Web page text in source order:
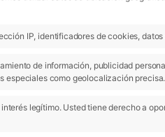
IP, identificadores de cookies,
de información, publicidad
especiales como geolocalización precisa.
legítimo. Usted tiene derecho a